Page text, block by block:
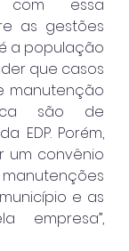
com essa
as gestões
a população
que casos
manutenção
são de
EDP. Porém,
um convênio
e as
empresa”,